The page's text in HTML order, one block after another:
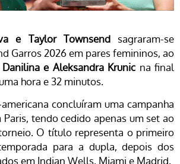
e Taylor Townsendsagraram-se
Garros 2026 em pares femininos, ao
e Aleksandra Krunic na final
hora e 32 minutos.
concluíram uma campanha
tendo cedido apenas um set ao
O título representa o primeiro
para a dupla, depois dos
em Indian Wells, Miami e Madrid.